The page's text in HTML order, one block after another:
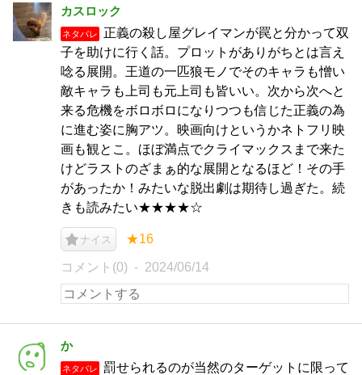
カスロック
ネタバレ
正義の殺し屋グレイマンが罠と分かって双
子を助けに行く話。プロットがありがちとは言え
唸る展開。王道の一匹狼モノでそのキャラも憎い
敵キャラも上司も元上司も皆いい。次から次へと
来る危機をボロボロになりつつも信じた正義の為
に進む姿に胸アツ。映画向けというかネトフリ映
画も観とこ。ほぼ満点でクライマックスまで来た
けどラストのざまぁ的な展開となるほど！その手
があったか！みたいな脱出劇は期待し過ぎた。続
きも読みたい★★★★☆
ナイス ★16
コメント(0) 2024/06/14
か
ネタバレ
罰せられるのが当然のターゲットに限って